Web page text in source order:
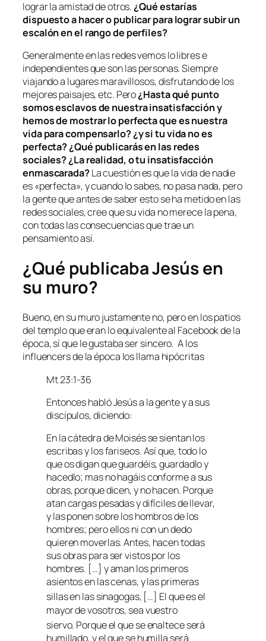
lograr la amistad de otros.¿Qué estarías
dispuesto a hacer o publicar para lograr subir un
escalón en el rango de perfiles?
Generalmente en las redes vemos lo libres e
independientes que son las personas. Siempre
viajando a lugares maravillosos, disfrutando de los
mejores paisajes, etc. Pero¿Hasta qué punto
somos esclavos de nuestra insatisfacción y
hemos de mostrar lo perfecta que es nuestra
vida para compensarlo? ¿y si tu vida no es
perfecta? ¿Qué publicarás en las redes
sociales? ¿La realidad, o tu insatisfacción
enmascarada?La cuestión es que la vida de nadie
es «perfecta», y cuando lo sabes, no pasa nada, pero
la gente que antes de saber esto se ha metido en las
redes sociales, cree que su vida no merece la pena,
con todas las consecuencias que trae un
pensamiento así.
¿Qué publicaba Jesús en
su muro?
Bueno, en su muro justamente no, pero en los patios
del templo que eran lo equivalente al Facebook de la
época, sí que le gustaba ser sincero. A los
influencers de la época los llama hipócritas
Mt 23:1-36
Entonces habló Jesús a la gente y a sus
discípulos, diciendo:
En la cátedra de Moisés se sientan los
escribas y los fariseos.Así que, todo lo
que os digan que guardéis, guardadlo y
hacedlo; mas no hagáis conforme a sus
obras, porque dicen, y no hacen. Porque
atan cargas pesadas y difíciles de llevar,
y las ponen sobre los hombros de los
hombres; pero ellos ni con un dedo
quieren moverlas.Antes, hacen todas
sus obras para ser vistos por los
hombres. […] y aman los primeros
asientos en las cenas, y las primeras
sillas en las sinagogas, […] El que es el
mayor de vosotros, sea vuestro
siervo. Porque el que se enaltece será
humillado, y el que se humilla será